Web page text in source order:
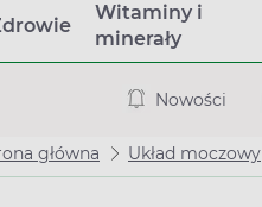
Witaminy i
minerały
Nowości
główna Układ moczowy